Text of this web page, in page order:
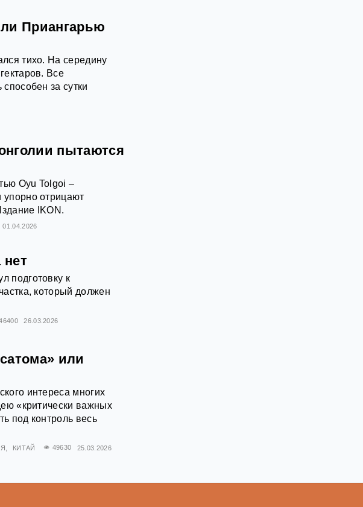
Приангарью
тихо. На середину
Все
за сутки
пытаются
Oyu Tolgoi –
упорно отрицают
IKON.
01.04.2026
нет
подготовку к
который должен
26.03.2026
или
интереса многих
«критически важных
под контроль весь
КИТАЙ 49630 25.03.2026